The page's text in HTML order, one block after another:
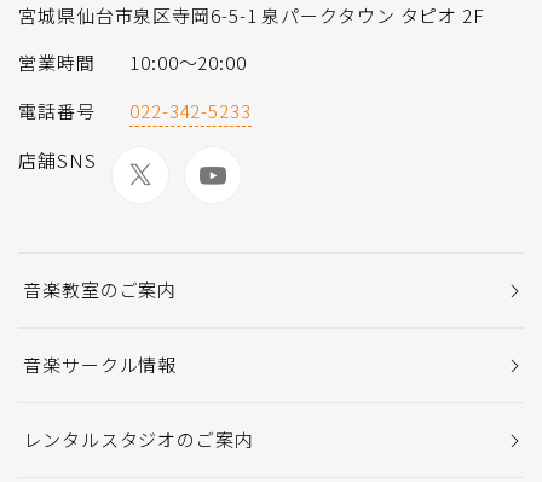
宮城県仙台市泉区寺岡6-5-1 泉パークタウン タピオ 2F
営業時間
10:00～20:00
電話番号
022-342-5233
店舗SNS
音楽教室のご案内
音楽サークル情報
レンタルスタジオのご案内